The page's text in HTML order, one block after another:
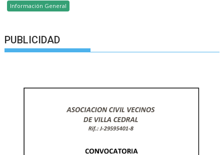
Información General
PUBLICIDAD